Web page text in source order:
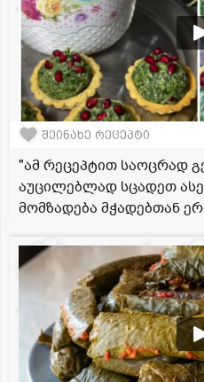
შეინახე რეცეპტი
"ამ რეცეპტით საოცრად
აუცილებლად სცადეთ ასე
მომზადება მჭადებთან